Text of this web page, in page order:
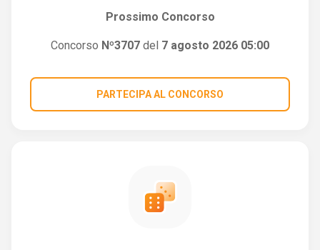
Prossimo Concorso
Concorso Nº3707 del 7 agosto 2026 05:00
PARTECIPA AL CONCORSO